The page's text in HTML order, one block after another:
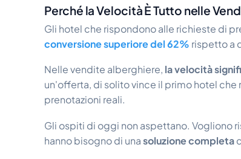
Perché la Velocità È Tutto nelle
Gli hotel che rispondono alle richieste di
conversione superiore del 62% rispetto a
Nelle vendite alberghiere, la velocità
un'offerta, di solito vince il primo hotel
prenotazioni reali.
Gli ospiti di oggi non aspettano. Vogliono
hanno bisogno di unasoluzione completa